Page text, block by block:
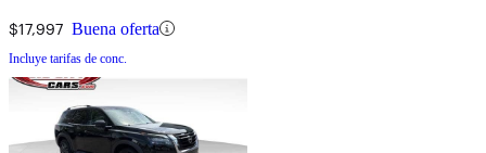
$17,997 Buena oferta
Incluye tarifas de conc.